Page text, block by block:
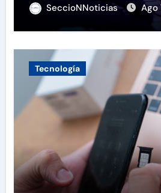
SeccioNNoticias Ago
Tecnología